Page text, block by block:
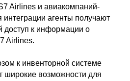
Airlines и авиакомпаний-
интеграции агенты получают
к информации о
Airlines.
к инвенторной системе
широкие возможности для